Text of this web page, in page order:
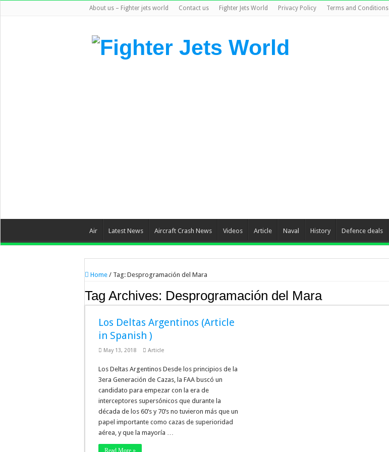
About us – Fighter jets world Contact us Fighter Jets World Privacy Policy Terms and Conditions
Air Latest News Aircraft Crash News Videos Article Naval History Defence deals
Home / Tag: Desprogramación del Mara
Tag Archives: Desprogramación del Mara
Los Deltas Argentinos (Article
in Spanish )
May 13, 2018 Article
Los Deltas Argentinos Desde los principios de la
3era Generación de Cazas, la FAA buscó un
candidato para empezar con la era de
interceptores supersónicos que durante la
década de los 60’s y 70’s no tuvieron más que un
papel importante como cazas de superioridad
aérea, y que la mayoría …